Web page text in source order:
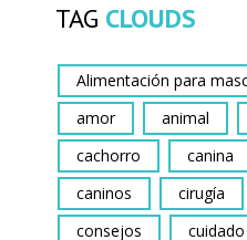
TAG CLOUDS
Alimentación para
amor
animal
cachorro
canina
caninos
cirugía
consejos
cuidado